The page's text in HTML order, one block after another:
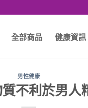
全部商品 健康資訊
男性健康
不利於男人